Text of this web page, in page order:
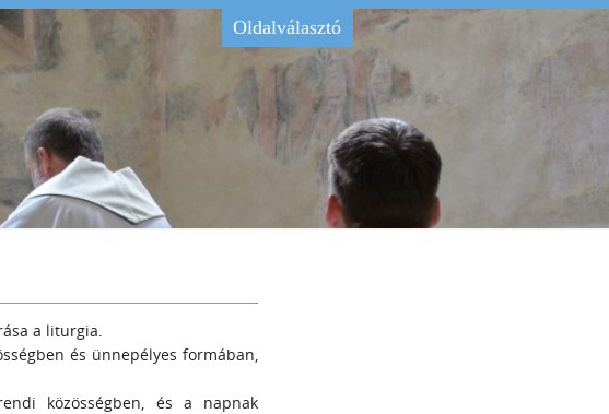
Oldalválasztó
a liturgia.
és ünnepélyes formában,
közösségben, és a napnak